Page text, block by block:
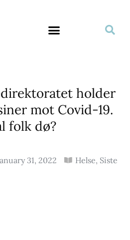
holder
mot Covid-19.
folk dø?
31, 2022 Helse, Siste